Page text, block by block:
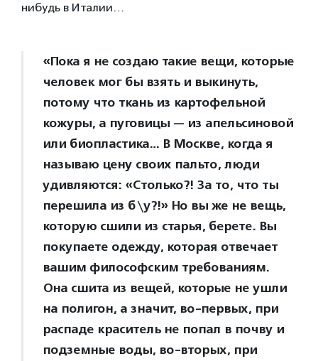
нибудь в Италии…
«Пока я не создаю такие вещи, которые
человек мог бы взять и выкинуть,
потому что ткань из картофельной
кожуры, а пуговицы — из апельсиновой
или биопластика… В Москве, когда я
называю цену своих пальто, люди
удивляются: «Столько?! За то, что ты
перешила из б\у?!» Но вы же не вещь,
которую сшили из старья, берете. Вы
покупаете одежду, которая отвечает
вашим философским требованиям.
Она сшита из вещей, которые не ушли
на полигон, а значит, во-первых, при
распаде краситель не попал в почву и
подземные воды, во-вторых, при